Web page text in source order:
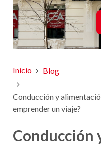
Inicio Blog
Conducción y
emprender un viaje?
Conducción